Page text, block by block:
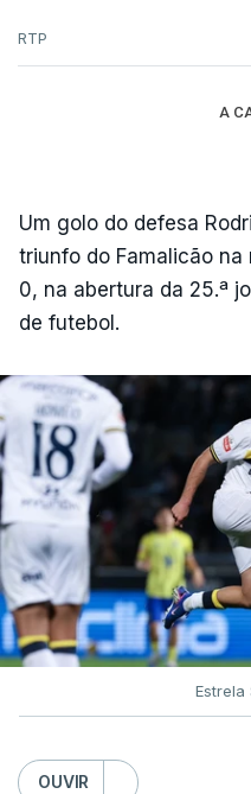
RTP
A
Um golo do defesa
triunfo do Famalicão
0, na abertura da 25.ª
de futebol.
Estrela
OUVIR